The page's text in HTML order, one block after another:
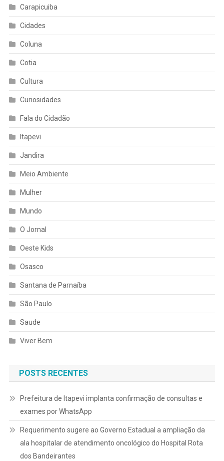
Carapicuiba
Cidades
Coluna
Cotia
Cultura
Curiosidades
Fala do Cidadão
Itapevi
Jandira
Meio Ambiente
Mulher
Mundo
O Jornal
Oeste Kids
Osasco
Santana de Parnaíba
São Paulo
Saude
Viver Bem
POSTS RECENTES
Prefeitura de Itapevi implanta confirmação de consultas e
exames por WhatsApp
Requerimento sugere ao Governo Estadual a ampliação da
ala hospitalar de atendimento oncológico do Hospital Rota
dos Bandeirantes